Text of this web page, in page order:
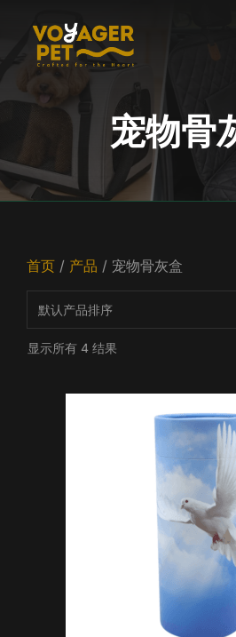
宠物骨
首页 / 产品 / 宠物骨灰盒
显示所有 4 结果